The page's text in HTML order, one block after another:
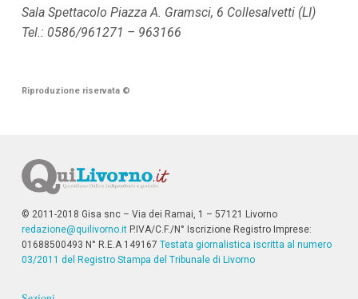
Sala Spettacolo Piazza A. Gramsci, 6 Collesalvetti (LI)
Tel.: 0586/961271 – 963166
Riproduzione riservata ©
© 2011-2018 Gisa snc – Via dei Ramai, 1 – 57121 Livorno
redazione@quilivorno.itP.IVA/C.F./N° Iscrizione Registro Imprese:
01688500493 N° R.E.A 149167 Testata giornalistica iscritta al numero
03/2011 del Registro Stampa del Tribunale di Livorno